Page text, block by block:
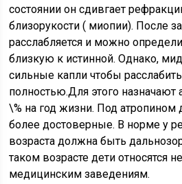
состоянии он сдивгает
близорукости ( миопии). После
расслабляется и можно
близкую к истинной. Однако,
сильные капли чтобы
полностью.Для этого назначают
\% на год жизни. Под атропином
более достоверные. В норме у
возраста должна быть
таком возрасте дети относятся
медицинским заведениям.